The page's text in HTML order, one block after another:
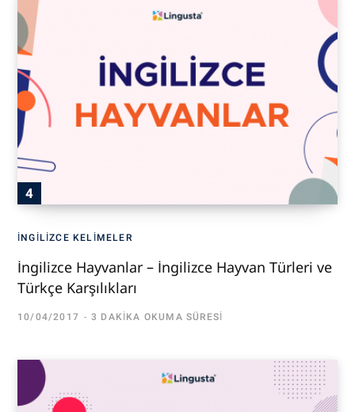
İNGILIZCE KELIMELER
İngilizce Hayvanlar – İngilizce Hayvan Türleri ve
Türkçe Karşılıkları
10/04/2017 3 DAKIKA OKUMA SÜRESI